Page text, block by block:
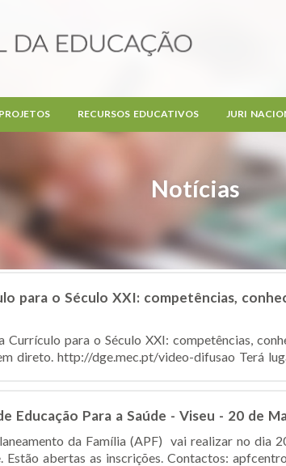
Notícias
PROJETOS RECURSOS EDUCATIVOS JURI
para o Século XXI: competências,
Currículo para o Século XXI: competências,
direto. http://dge.mec.pt/video-difusao Terá
Educação Para a Saúde - Viseu - 20 de
da Família (APF) vai realizar no dia
Estão abertas as inscrições. Contactos: